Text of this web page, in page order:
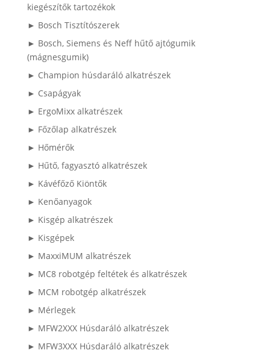
kiegészítők tartozékok
► Bosch Tisztítószerek
► Bosch, Siemens és Neff hűtő ajtógumik
(mágnesgumik)
► Champion húsdaráló alkatrészek
► Csapágyak
► ErgoMixx alkatrészek
► Főzőlap alkatrészek
► Hőmérők
► Hűtő, fagyasztó alkatrészek
► Kávéfőző Kiöntők
► Kenőanyagok
► Kisgép alkatrészek
► Kisgépek
► MaxxiMUM alkatrészek
► MC8 robotgép feltétek és alkatrészek
► MCM robotgép alkatrészek
► Mérlegek
► MFW2XXX Húsdaráló alkatrészek
► MFW3XXX Húsdaráló alkatrészek